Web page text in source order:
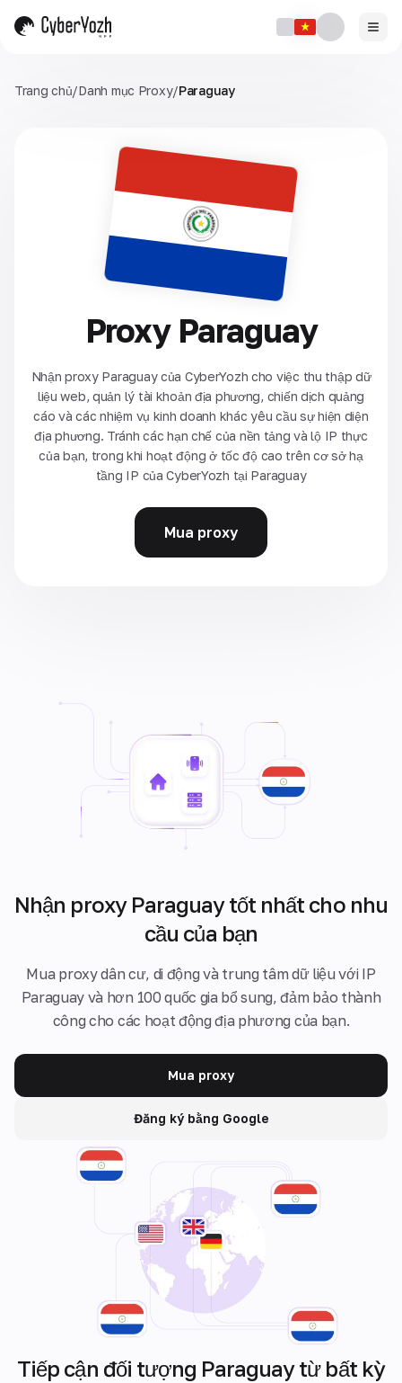
Trang chủ/Danh mục Proxy/Paraguay
Proxy Paraguay
Nhận proxy Paraguay của CyberYozh cho việc thu thập dữ
liệu web, quản lý tài khoản địa phương, chiến dịch quảng
cáo và các nhiệm vụ kinh doanh khác yêu cầu sự hiện diện
địa phương. Tránh các hạn chế của nền tảng và lộ IP thực
của bạn, trong khi hoạt động ở tốc độ cao trên cơ sở hạ
tầng IP của CyberYozh tại Paraguay
Mua proxy
Nhận proxy Paraguay tốt nhất cho nhu
cầu của bạn
Mua proxy dân cư, di động và trung tâm dữ liệu với IP
Paraguay và hơn 100 quốc gia bổ sung, đảm bảo thành
công cho các hoạt động địa phương của bạn.
Mua proxy
Đăng ký bằng Google
Tiếp cận đối tượng Paraguay từ bất kỳ